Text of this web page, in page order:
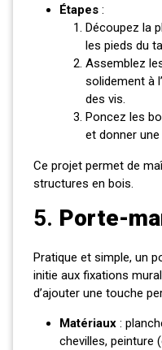
Étapes :
Découpez la
les pieds du
Assemblez
solidement à
des vis.
Poncez les
et donner
Ce projet permet de
structures en bois.
5. Porte-
Pratique et simple, un
initie aux fixations
d’ajouter une touche
Matériaux :
chevilles, peinture